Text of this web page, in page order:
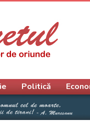
Politică